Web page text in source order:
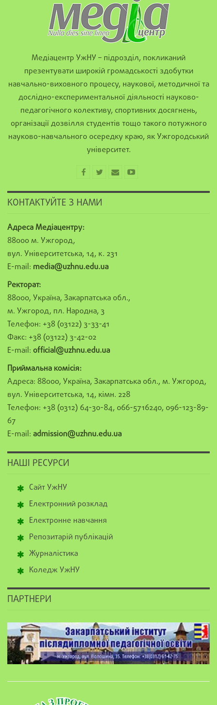
Медіацентр УжНУ – підрозділ, покликаний
презентувати широкій громадськості здобутки
навчально-виховного процесу, наукової, методичної та
дослідно-експериментальної діяльності науково-
педагогічного колективу, спортивних досягнень,
організації дозвілля студентів тощо такого потужного
науково-навчального осередку краю, як Ужгородський
університет.
КОНТАКТУЙТЕ З НАМИ
Адреса Медіацентру:
88000 м. Ужгород,
вул. Університетська, 14, к. 231
E-mail: media@uzhnu.edu.ua
Ректорат:
88000, Україна, Закарпатська обл.,
м. Ужгород, пл. Народна, 3
Телефон: +38 (03122) 3-33-41
Факс: +38 (03122) 3-42-02
E-mail: official@uzhnu.edu.ua
Приймальна комісія:
Адреса: 88000, Україна, Закарпатська обл., м. Ужгород,
вул. Університетська, 14, кімн. 228
Телефон: +38 (0312) 64-30-84, 066-5716240, 096-123-89-
67
E-mail: admission@uzhnu.edu.ua
НАШІ РЕСУРСИ
Сайт УжНУ
Електронний розклад
Електронне навчання
Репозитарій публікацій
Журналістика
Коледж УжНУ
ПАРТНЕРИ